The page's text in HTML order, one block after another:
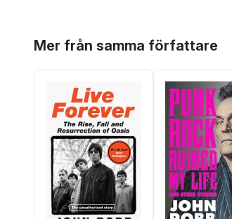
Mer från samma författare